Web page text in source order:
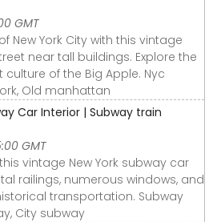
GMT
New York City with this vintage
near tall buildings. Explore the
of the Big Apple. Nyc
Old manhattan
Car Interior | Subway train
GMT
vintage New York subway car
railings, numerous windows, and
transportation. Subway
City subway